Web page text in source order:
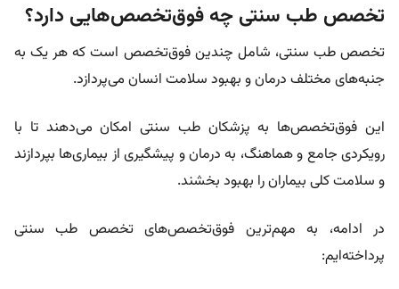
تخصص طب سنتی چه فوق‌تخصص‌هایی دارد؟
تخصص طب سنتی، شامل چندین فوق‌تخصص است که هر یک به
جنبه‌های مختلف درمان و بهبود سلامت انسان می‌پردازد.
این فوق‌تخصص‌ها به پزشکان طب سنتی امکان می‌دهند تا با
رویکردی جامع و هماهنگ، به درمان و پیشگیری از بیماری‌ها بپردازند
و سلامت کلی بیماران را بهبود بخشند.
در ادامه، به مهم‌ترین فوق‌تخصص‌های تخصص طب سنتی
پرداخته‌ایم: